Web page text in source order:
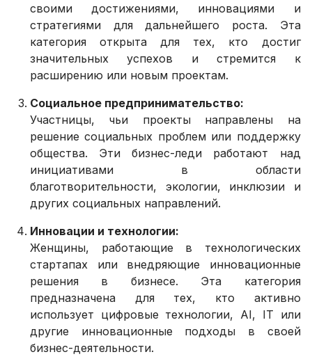
своими достижениями, инновациями и
стратегиями для дальнейшего роста. Эта
категория открыта для тех, кто достиг
значительных успехов и стремится к
расширению или новым проектам.
Социальное предпринимательство:
Участницы, чьи проекты направлены на
решение социальных проблем или поддержку
общества. Эти бизнес-леди работают над
инициативами в области
благотворительности, экологии, инклюзии и
других социальных направлений.
Инновации и технологии:
Женщины, работающие в технологических
стартапах или внедряющие инновационные
решения в бизнесе. Эта категория
предназначена для тех, кто активно
использует цифровые технологии, AI, IT или
другие инновационные подходы в своей
бизнес-деятельности.